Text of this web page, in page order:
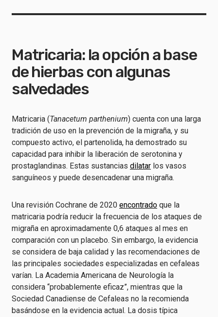
Matricaria: la opción a base
de hierbas con algunas
salvedades
Matricaria (Tanacetum parthenium) cuenta con una larga
tradición de uso en la prevención de la migraña, y su
compuesto activo, el partenolida, ha demostrado su
capacidad para inhibir la liberación de serotonina y
prostaglandinas. Estas sustancias dilatar los vasos
sanguíneos y puede desencadenar una migraña.
Una revisión Cochrane de 2020 encontrado que la
matricaria podría reducir la frecuencia de los ataques de
migraña en aproximadamente 0,6 ataques al mes en
comparación con un placebo. Sin embargo, la evidencia
se considera de baja calidad y las recomendaciones de
las principales sociedades especializadas en cefaleas
varían. La Academia Americana de Neurología la
considera “probablemente eficaz”, mientras que la
Sociedad Canadiense de Cefaleas no la recomienda
basándose en la evidencia actual. La dosis típica